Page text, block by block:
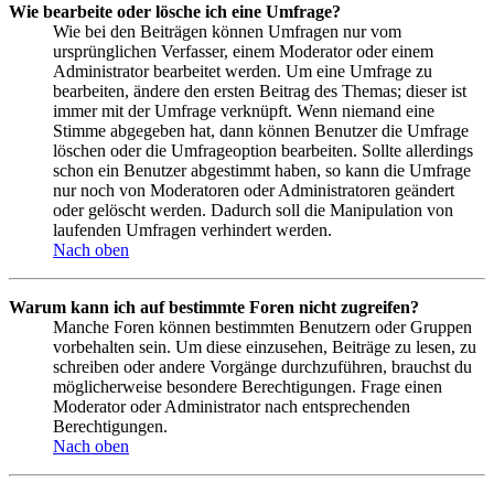
Wie bearbeite oder lösche ich eine Umfrage?
Wie bei den Beiträgen können Umfragen nur vom
ursprünglichen Verfasser, einem Moderator oder einem
Administrator bearbeitet werden. Um eine Umfrage zu
bearbeiten, ändere den ersten Beitrag des Themas; dieser ist
immer mit der Umfrage verknüpft. Wenn niemand eine
Stimme abgegeben hat, dann können Benutzer die Umfrage
löschen oder die Umfrageoption bearbeiten. Sollte allerdings
schon ein Benutzer abgestimmt haben, so kann die Umfrage
nur noch von Moderatoren oder Administratoren geändert
oder gelöscht werden. Dadurch soll die Manipulation von
laufenden Umfragen verhindert werden.
Nach oben
Warum kann ich auf bestimmte Foren nicht zugreifen?
Manche Foren können bestimmten Benutzern oder Gruppen
vorbehalten sein. Um diese einzusehen, Beiträge zu lesen, zu
schreiben oder andere Vorgänge durchzuführen, brauchst du
möglicherweise besondere Berechtigungen. Frage einen
Moderator oder Administrator nach entsprechenden
Berechtigungen.
Nach oben